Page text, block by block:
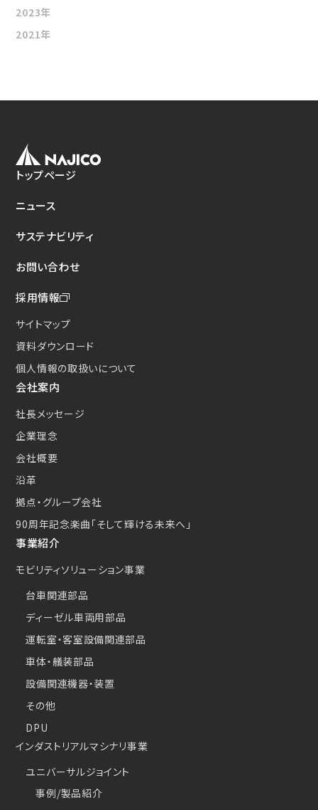
ユニバーサルジョイント
事例/製品紹介
アフターサービスへの取り組み
CSクーラコンパクト(CSC)
個人情報の取扱いについて
2023年
2021年
トップページ
ニュース
サステナビリティ
お問い合わせ
採用情報
サイトマップ
資料ダウンロード
個人情報の取扱いについて
会社案内
社長メッセージ
企業理念
会社概要
沿革
拠点・グループ会社
90周年記念楽曲 「そして輝ける未来へ」
事業紹介
モビリティソリューション事業
台車関連部品
ディーゼル車両用部品
運転室・客室設備関連部品
車体・艤装部品
設備関連機器・装置
その他
DPU
インダストリアルマシナリ事業
ユニバーサルジョイント
事例/製品紹介